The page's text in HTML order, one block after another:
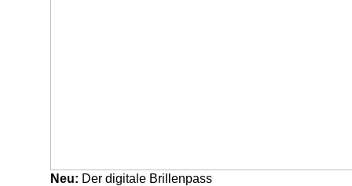
Neu: Der digitale Brillenpass